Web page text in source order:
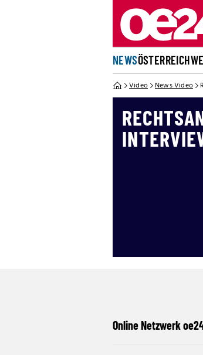
NEWSÖSTERREICH
Video News Video
Online Netzwerk